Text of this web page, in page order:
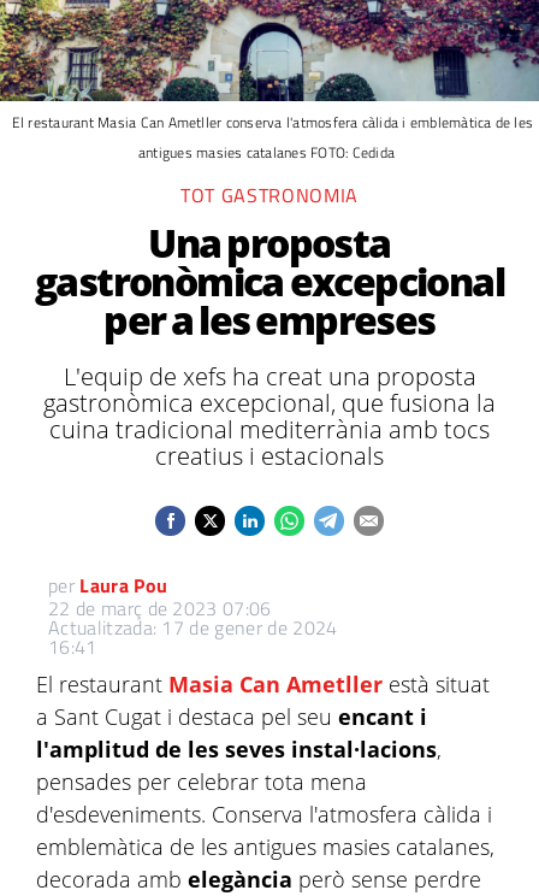
El restaurant Masia Can Ametller conserva l'atmosfera càlida i emblemàtica de les
antigues masies catalanes FOTO: Cedida
TOT GASTRONOMIA
Una proposta
gastronòmica excepcional
per a les empreses
L'equip de xefs ha creat una proposta
gastronòmica excepcional, que fusiona la
cuina tradicional mediterrània amb tocs
creatius i estacionals
per Laura Pou
22 de març de 2023 07:06
Actualitzada: 17 de gener de 2024
16:41
El restaurant Masia Can Ametller està situat
a Sant Cugat i destaca pel seu encant i
l'amplitud de les seves instal·lacions,
pensades per celebrar tota mena
d'esdeveniments. Conserva l'atmosfera càlida i
emblemàtica de les antigues masies catalanes,
decorada amb elegància però sense perdre